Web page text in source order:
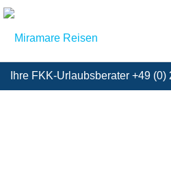
Ihre FKK-Urlaubsberater +49